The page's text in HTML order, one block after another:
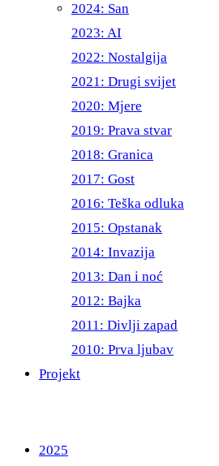
2024: San
2023: AI
2022: Nostalgija
2021: Drugi svijet
2020: Mjere
2019: Prava stvar
2018: Granica
2017: Gost
2016: Teška odluka
2015: Opstanak
2014: Invazija
2013: Dan i noć
2012: Bajka
2011: Divlji zapad
2010: Prva ljubav
Projekt
2025